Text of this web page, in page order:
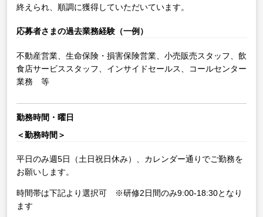
終えられ、順調に獲得していただいています。
応募者さまの過去業務経験（一例）
不動産営業、生命保険・損害保険営業、小売販売スタッフ、飲
食店サービススタッフ、インサイドセールス、コールセンター
業務 等
勤務時間・曜日
＜勤務時間＞
平日のみ週5日（土日祝日休み）、カレンダー通りでご勤務を
お願いします。
時間帯は下記より選択可 ※研修2日間のみ9:00-18:30となり
ます